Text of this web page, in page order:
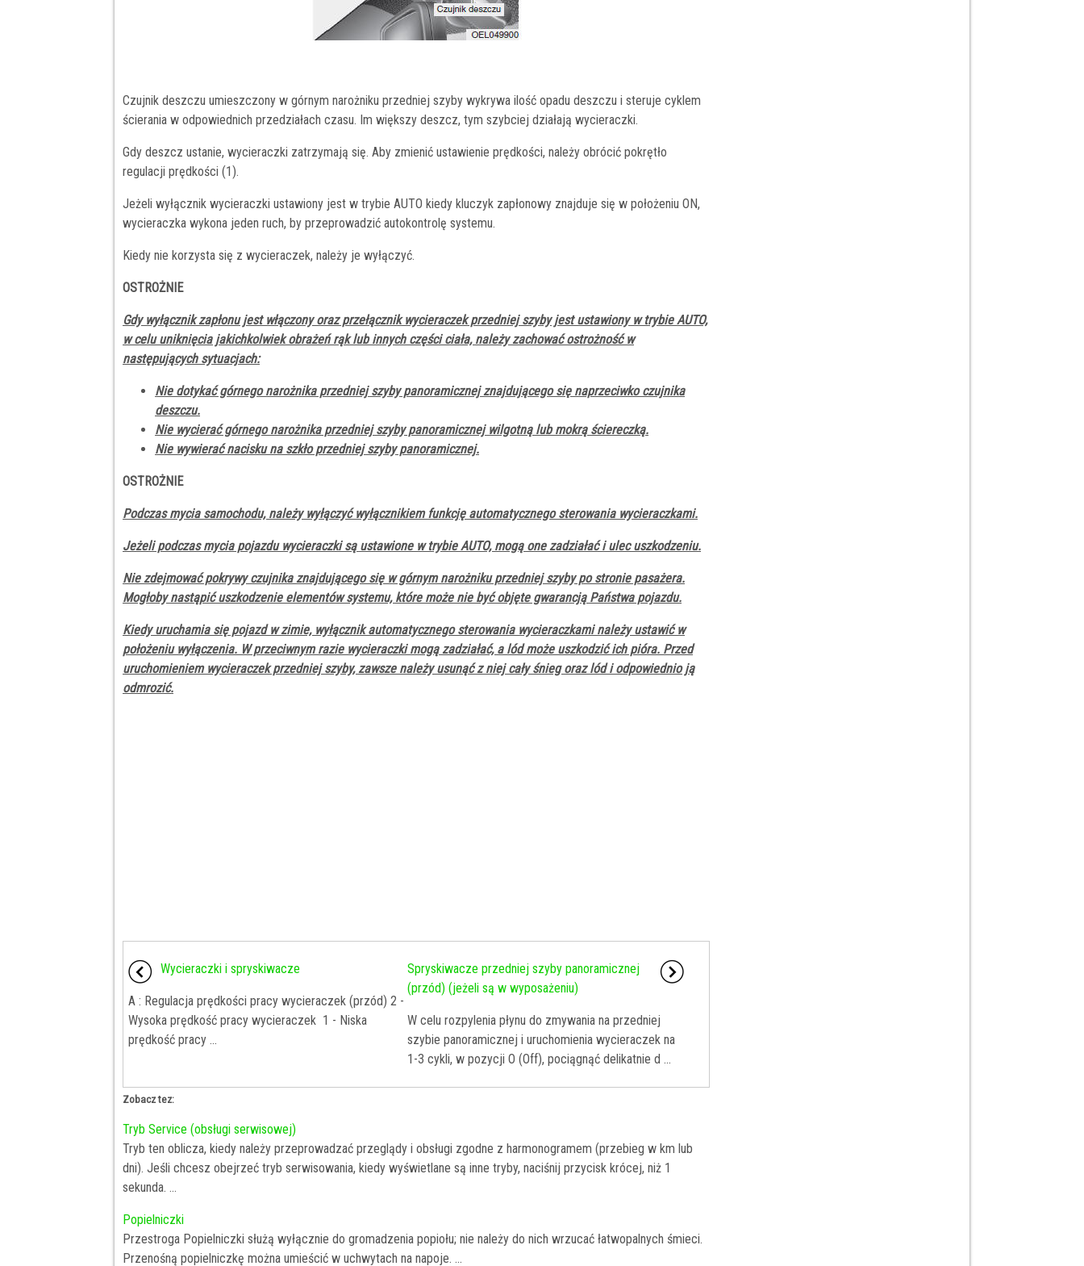
Czujnik deszczu umieszczony w górnym narożniku przedniej szyby wykrywa ilość opadu deszczu i steruje cyklem
ścierania w odpowiednich przedziałach czasu. Im większy deszcz, tym szybciej działają wycieraczki.
Gdy deszcz ustanie, wycieraczki zatrzymają się. Aby zmienić ustawienie prędkości, należy obrócić pokrętło
regulacji prędkości (1).
Jeżeli wyłącznik wycieraczki ustawiony jest w trybie AUTO kiedy kluczyk zapłonowy znajduje się w położeniu ON,
wycieraczka wykona jeden ruch, by przeprowadzić autokontrolę systemu.
Kiedy nie korzysta się z wycieraczek, należy je wyłączyć.
OSTROŻNIE
Gdy wyłącznik zapłonu jest włączony oraz przełącznik wycieraczek przedniej szyby jest ustawiony w trybie AUTO,
w celu uniknięcia jakichkolwiek obrażeń rąk lub innych części ciała, należy zachować ostrożność w
następujących sytuacjach:
Nie dotykać górnego narożnika przedniej szyby panoramicznej znajdującego się naprzeciwko czujnika
deszczu.
Nie wycierać górnego narożnika przedniej szyby panoramicznej wilgotną lub mokrą ściereczką.
Nie wywierać nacisku na szkło przedniej szyby panoramicznej.
OSTROŻNIE
Podczas mycia samochodu, należy wyłączyć wyłącznikiem funkcję automatycznego sterowania wycieraczkami.
Jeżeli podczas mycia pojazdu wycieraczki są ustawione w trybie AUTO, mogą one zadziałać i ulec uszkodzeniu.
Nie zdejmować pokrywy czujnika znajdującego się w górnym narożniku przedniej szyby po stronie pasażera.
Mogłoby nastąpić uszkodzenie elementów systemu, które może nie być objęte gwarancją Państwa pojazdu.
Kiedy uruchamia się pojazd w zimie, wyłącznik automatycznego sterowania wycieraczkami należy ustawić w
położeniu wyłączenia. W przeciwnym razie wycieraczki mogą zadziałać, a lód może uszkodzić ich pióra. Przed
uruchomieniem wycieraczek przedniej szyby, zawsze należy usunąć z niej cały śnieg oraz lód i odpowiednio ją
odmrozić.
Wycieraczki i spryskiwacze
A : Regulacja prędkości pracy wycieraczek (przód) 2 -
Wysoka prędkość pracy wycieraczek 1 - Niska
prędkość pracy ...
Spryskiwacze przedniej szyby panoramicznej
(przód) (jeżeli są w wyposażeniu)
W celu rozpylenia płynu do zmywania na przedniej
szybie panoramicznej i uruchomienia wycieraczek na
1-3 cykli, w pozycji O (Off), pociągnąć delikatnie d ...
Zobacz tez:
Tryb Service (obsługi serwisowej)
Tryb ten oblicza, kiedy należy przeprowadzać przeglądy i obsługi zgodne z harmonogramem (przebieg w km lub
dni). Jeśli chcesz obejrzeć tryb serwisowania, kiedy wyświetlane są inne tryby, naciśnij przycisk krócej, niż 1
sekunda. ...
Popielniczki
Przestroga Popielniczki służą wyłącznie do gromadzenia popiołu; nie należy do nich wrzucać łatwopalnych śmieci.
Przenośną popielniczkę można umieścić w uchwytach na napoje. ...